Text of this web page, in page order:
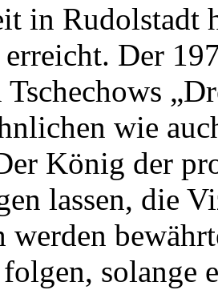
in Rudolstadt
Der
wie
König der
lassen, die
solange